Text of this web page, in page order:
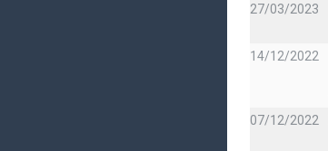
27/03/2023
14/12/2022
07/12/2022